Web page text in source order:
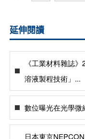
延伸閱讀
《工業材料雜誌
溶液製程技術」...
數位曝光在光學微
日本東京